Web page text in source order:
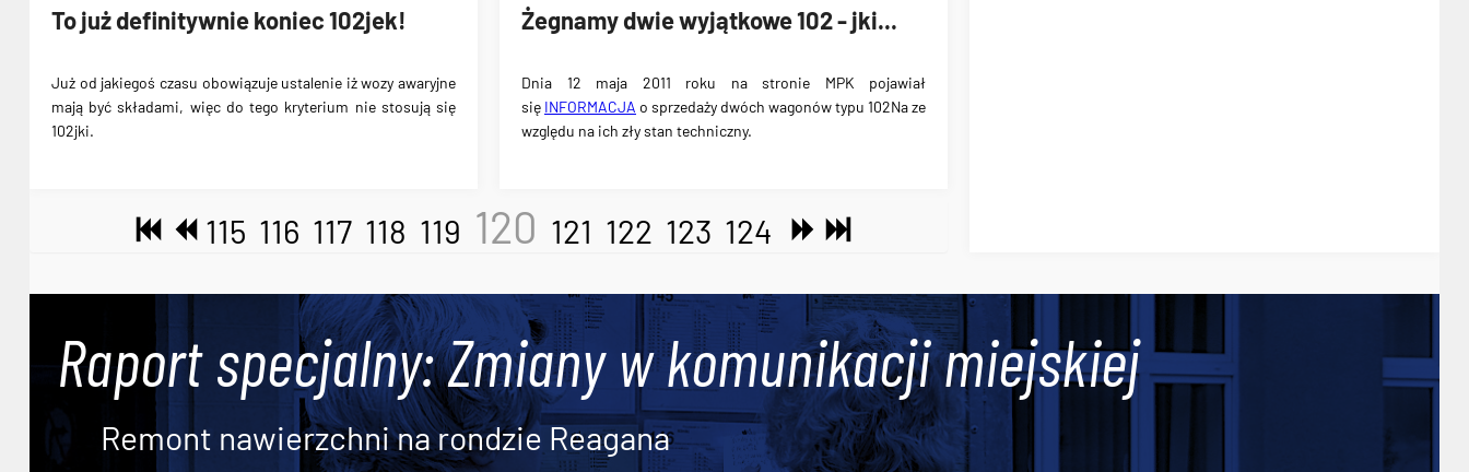
To już definitywnie koniec 102jek!
Już od jakiegoś czasu obowiązuje ustalenie iż wozy awaryjne
mają być składami, więc do tego kryterium nie stosują się
102jki.
Żegnamy dwie wyjątkowe 102 - jki...
Dnia 12 maja 2011 roku na stronie MPK pojawiał
się INFORMACJA o sprzedaży dwóch wagonów typu 102Na ze
względu na ich zły stan techniczny.
115 116 117 118 119 120 121 122 123 124
Raport specjalny: Zmiany w komunikacji miejskiej
Remont nawierzchni na rondzie Reagana